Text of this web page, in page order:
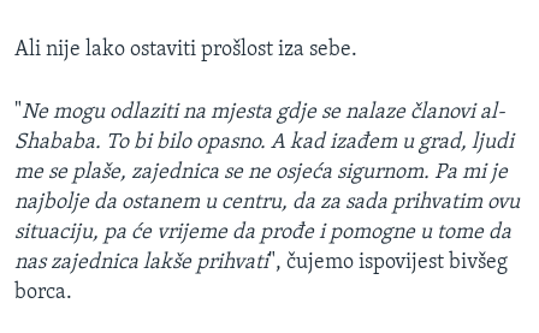
Ali nije lako ostaviti prošlost iza sebe.
"Ne mogu odlaziti na mjesta gdje se nalaze članovi al-
Shababa. To bi bilo opasno. A kad izađem u grad, ljudi
me se plaše, zajednica se ne osjeća sigurnom. Pa mi je
najbolje da ostanem u centru, da za sada prihvatim ovu
situaciju, pa će vrijeme da prođe i pomogne u tome da
nas zajednica lakše prihvati", čujemo ispovijest bivšeg
borca.